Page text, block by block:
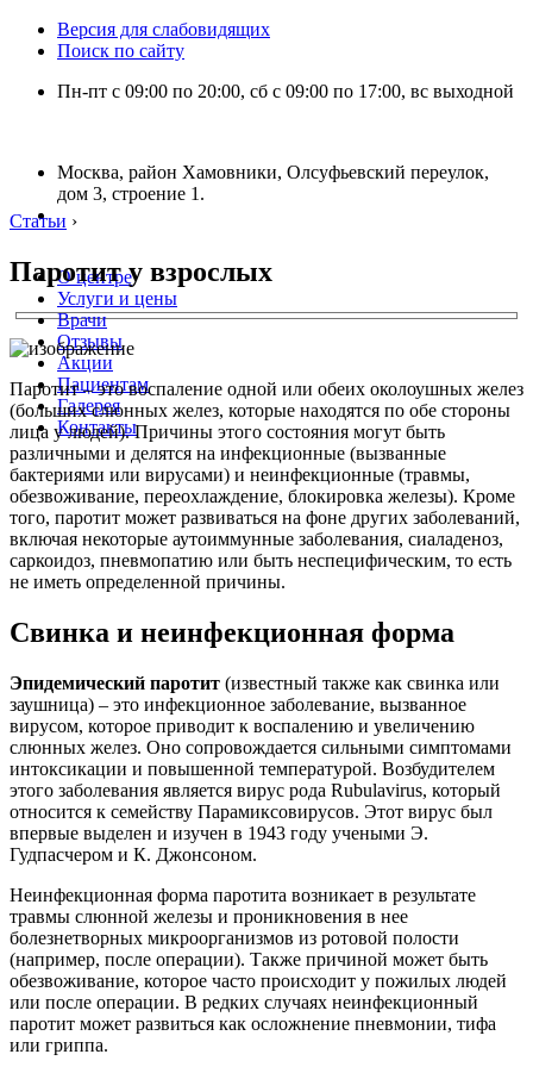
Версия для слабовидящих
Поиск по сайту
Пн-пт с 09:00 по 20:00, сб с 09:00 по 17:00, вс выходной
Москва, район Хамовники, Олсуфьевский переулок,
дом 3, строение 1.
О центре
Услуги и цены
Врачи
Отзывы
Акции
Пациентам
Галерея
Контакты
Статьи ›
Паротит у взрослых
Паротит – это воспаление одной или обеих околоушных желез
(больших слюнных желез, которые находятся по обе стороны
лица у людей). Причины этого состояния могут быть
различными и делятся на инфекционные (вызванные
бактериями или вирусами) и неинфекционные (травмы,
обезвоживание, переохлаждение, блокировка железы). Кроме
того, паротит может развиваться на фоне других заболеваний,
включая некоторые аутоиммунные заболевания, сиаладеноз,
саркоидоз, пневмопатию или быть неспецифическим, то есть
не иметь определенной причины.
Свинка и неинфекционная форма
Эпидемический паротит (известный также как свинка или
заушница) – это инфекционное заболевание, вызванное
вирусом, которое приводит к воспалению и увеличению
слюнных желез. Оно сопровождается сильными симптомами
интоксикации и повышенной температурой. Возбудителем
этого заболевания является вирус рода Rubulavirus, который
относится к семейству Парамиксовирусов. Этот вирус был
впервые выделен и изучен в 1943 году учеными Э.
Гудпасчером и К. Джонсоном.
Неинфекционная форма паротита возникает в результате
травмы слюнной железы и проникновения в нее
болезнетворных микроорганизмов из ротовой полости
(например, после операции). Также причиной может быть
обезвоживание, которое часто происходит у пожилых людей
или после операции. В редких случаях неинфекционный
паротит может развиться как осложнение пневмонии, тифа
или гриппа.